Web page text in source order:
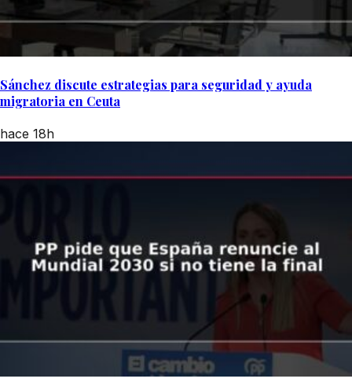
Sánchez discute estrategias para seguridad y ayuda
migratoria en Ceuta
hace 18h